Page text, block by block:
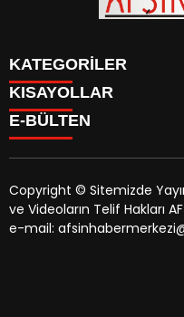
KATEGORİLER
SİYASET
EĞİTİM
MAGAZİN
MANŞETLER
ÖZEL HABER
KISAYOLLAR
SİYASET
EĞİTİM
KÜLTÜR SANAT
MAGAZİN
MANŞETLER
E-BÜLTEN
afsinhaber.com e-
duyuru ve kampanya
Copyright © Sitemizde
ve Videoların Telif Hakları
e-mail: